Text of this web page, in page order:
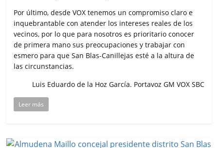
Por último, desde VOX tenemos un compromiso claro e
inquebrantable con atender los intereses reales de los
vecinos, por lo que para nosotros es prioritario conocer
de primera mano sus preocupaciones y trabajar con
esmero para que San Blas-Canillejas esté a la altura de
las circunstancias.
Luis Eduardo de la Hoz García. Portavoz GM VOX SBC
Leer más